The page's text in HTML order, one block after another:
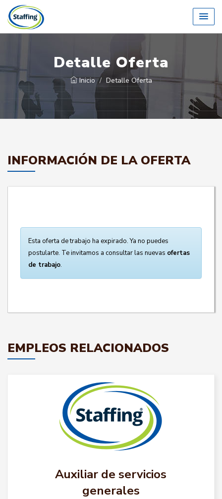
Detalle Oferta
Inicio Detalle Oferta
INFORMACIÓN DE LA OFERTA
Esta oferta de trabajo ha expirado. Ya no puedes
postularte. Te invitamos a consultar las nuevas ofertas
de trabajo.
EMPLEOS RELACIONADOS
Auxiliar de servicios
generales